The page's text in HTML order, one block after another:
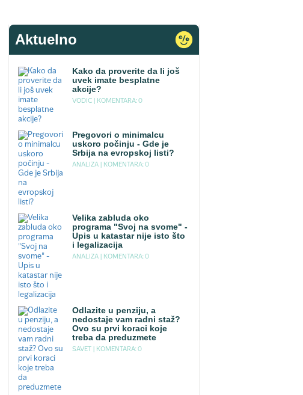
Aktuelno
Kako da proverite da li još
uvek imate besplatne
akcije?
VODIC | KOMENTARA: 0
Pregovori o minimalcu
uskoro počinju - Gde je
Srbija na evropskoj listi?
ANALIZA | KOMENTARA: 0
Velika zabluda oko
programa "Svoj na svome" -
Upis u katastar nije isto što
i legalizacija
ANALIZA | KOMENTARA: 0
Odlazite u penziju, a
nedostaje vam radni staž?
Ovo su prvi koraci koje
treba da preduzmete
SAVET | KOMENTARA: 0